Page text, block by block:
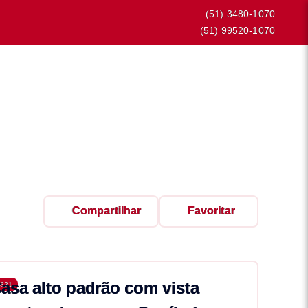
(51) 3480-1070
(51) 99520-1070
Compartilhar Favoritar
alto padrão com vista